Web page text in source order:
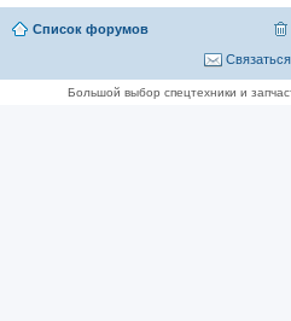
Список форумов
Большой выбор спецтехники и